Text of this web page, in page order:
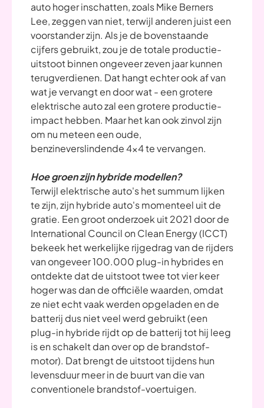
auto hoger inschatten, zoals Mike Berners
Lee, zeggen van niet, terwijl anderen juist een
voorstander zijn. Als je de bovenstaande
cijfers gebruikt, zou je de totale productie-
uitstoot binnen ongeveer zeven jaar kunnen
terugverdienen. Dat hangt echter ook af van
wat je vervangt en door wat - een grotere
elektrische auto zal een grotere productie-
impact hebben. Maar het kan ook zinvol zijn
om nu meteen een oude,
benzineverslindende 4x4 te vervangen.
Hoe groen zijn hybride modellen?
Terwijl elektrische auto's het summum lijken
te zijn, zijn hybride auto's momenteel uit de
gratie. Een groot onderzoek uit 2021 door de
International Council on Clean Energy (ICCT)
bekeek het werkelijke rijgedrag van de rijders
van ongeveer 100.000 plug-in hybrides en
ontdekte dat de uitstoot twee tot vier keer
hoger was dan de officiële waarden, omdat
ze niet echt vaak werden opgeladen en de
batterij dus niet veel werd gebruikt (een
plug-in hybride rijdt op de batterij tot hij leeg
is en schakelt dan over op de brandstof-
motor). Dat brengt de uitstoot tijdens hun
levensduur meer in de buurt van die van
conventionele brandstof-voertuigen.